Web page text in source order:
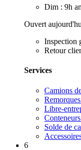
Dim : 9h
Ouvert
Inspection
Retour
Services
Camions
Libre-
Solde de
6